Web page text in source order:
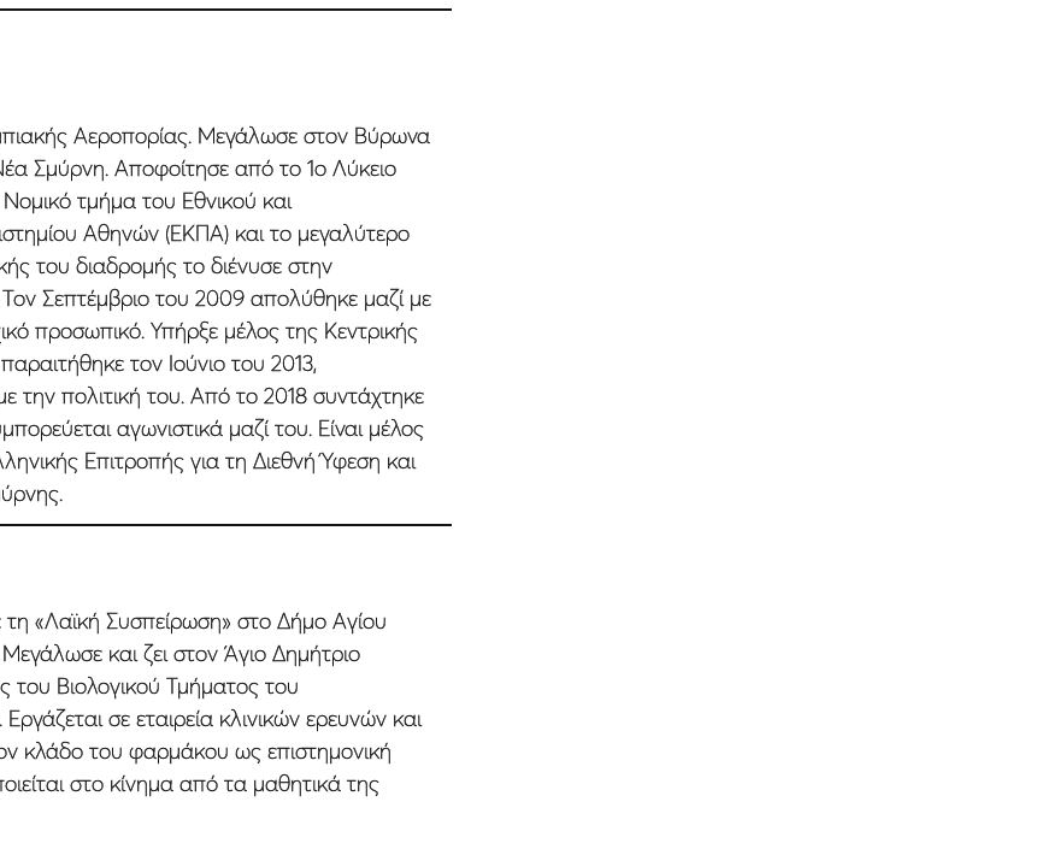
Αεροπορίας. Μεγάλωσε στον Βύρωνα
Σµύρνη. Αποφοίτησε από το 1ο Λύκειο
τµήµα του Εθνικού και
Αθηνών (ΕΚΠΑ) και το µεγαλύτερο
του διαδροµής το διένυσε στην
Σεπτέµβριο του 2009 απολύθηκε µαζί µε
προσωπικό. Υπήρξε µέλος της Κεντρικής
τον Ιούνιο του 2013,
πολιτική του. Από το 2018 συντάχτηκε
αγωνιστικά µαζί του. Είναι µέλος
Επιτροπής για τη Διεθνή Ύφεση και
«Λαϊκή Συσπείρωση» στο Δήµο Αγίου
και ζει στον Άγιο Δηµήτριο
του Βιολογικού Τµήµατος του
σε εταιρεία κλινικών ερευνών και
κλάδο του φαρµάκου ως επιστηµονική
στο κίνηµα από τα µαθητικά της